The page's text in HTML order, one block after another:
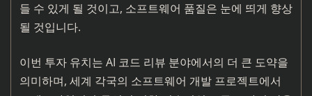
들 수 있게 될 것이고, 소프트웨어 품질은 눈에 띄게 향상
될 것입니다.
이번 투자 유치는 AI 코드 리뷰 분야에서의 더 큰 도약을
의미하며, 세계 각국의 소프트웨어 개발 프로젝트에서